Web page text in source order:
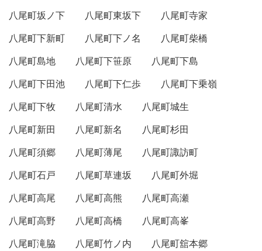
八尾町坂ノ下
八尾町東坂下
八尾町寺家
八尾町下新町
八尾町下ノ名
八尾町柴橋
八尾町島地
八尾町下笹原
八尾町下島
八尾町下田池
八尾町下仁歩
八尾町下乗嶺
八尾町下牧
八尾町清水
八尾町城生
八尾町新田
八尾町新名
八尾町杉田
八尾町須郷
八尾町薄尾
八尾町諏訪町
八尾町石戸
八尾町草連坂
八尾町外堀
八尾町高尾
八尾町高熊
八尾町高瀬
八尾町高野
八尾町高橋
八尾町高峯
八尾町滝脇
八尾町竹ノ内
八尾町舘本郷